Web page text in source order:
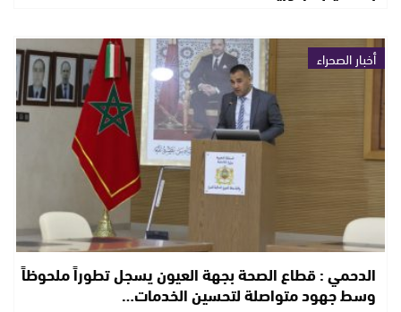
أخبار الصحراء
الدحمي : قطاع الصحة بجهة العيون يسجل تطوراً ملحوظاً
وسط جهود متواصلة لتحسين الخدمات…